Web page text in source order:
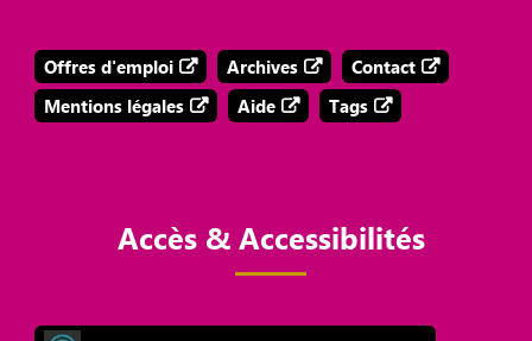
Offres d'emploi Archives
Contact
Mentions légales
Aide Tags
Accès & Accessibilités